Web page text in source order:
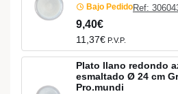
Bajo PedidoRef:
9,40€
11,37€ P.V.P.
Plato llano redondo
esmaltado Ø 24 cm
Pro.mundi